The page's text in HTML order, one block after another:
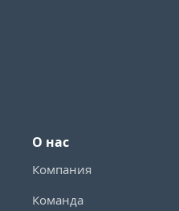
О нас
Компания
Команда